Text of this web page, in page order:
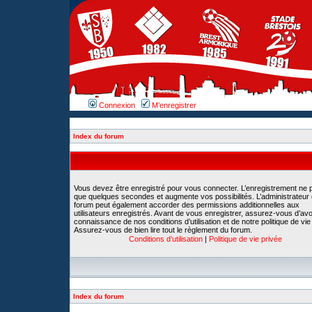
Connexion M’enregistrer
Index du forum
Vous devez être enregistré pour vous connecter. L’enregistrement ne
que quelques secondes et augmente vos possibilités. L’administrateur
forum peut également accorder des permissions additionnelles aux
utilisateurs enregistrés. Avant de vous enregistrer, assurez-vous
connaissance de nos conditions d’utilisation et de notre politique de
Assurez-vous de bien lire tout le règlement du forum.
Conditions d’utilisation | Politique de vie privée
Index du forum